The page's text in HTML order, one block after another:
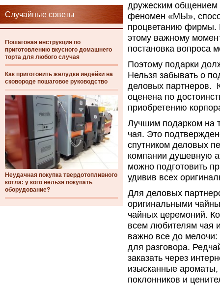
Случайные советы
Пошаговая инструкция по
приготовлению вкусного домашнего
торта для любого случая
Как приготовить желудки индейки на
сковороде пошаговое руководство
Неудачная покупка твердотопливного
котла: у кого нельзя покупать
оборудование?
дружеским общением
феномен «МЫ»,
процветанию фирмы.
этому важному
постановка вопроса
Поэтому подарки
Нельзя забывать о
деловых партнеров.
оценена по
приобретению
Лучшим подарком на
чая. Это
спутником деловых
компании душевную
можно подготовить
удивив всех
Для деловых
оригинальными
чайных церемоний.
всем любителям чая
важно все до мелочи:
для разговора.
заказать через
изысканные ароматы,
поклонников и